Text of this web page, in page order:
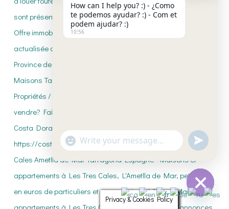
Privacy & Cookies Policy
How can I help you? :) - ¿Como
te podemos ayudar? :) - Com et
podem ajudar? :)
10:56
WhatsApp
Message